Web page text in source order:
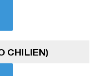
CHILIEN)